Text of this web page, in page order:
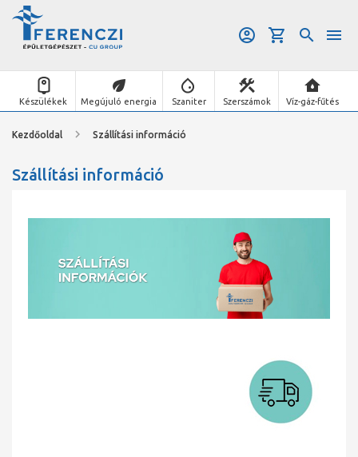
Készülékek Megújuló energia Szaniter Szerszámok Víz-gáz-fűtés
Kezdőoldal Szállítási információ
Szállítási információ